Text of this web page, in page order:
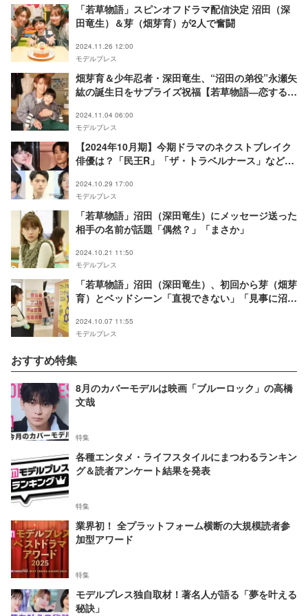
「若草物語」スピンオフドラマ配信決定 沼田（深
田竜生）＆芽（畑芽育）が2人で奮闘
2024.11.26 12:00
モデルプレス
畑芽育＆少年忍者・深田竜生、“沼田の弟役”永瀬矢
紘の誕生日をサプライズ祝福【若草物語―恋する姉
2024.11.04 06:00
モデルプレス
【2024年10月期】今期ドラマのネクストブレイク
俳優は？「民王R」「ザ・トラベルナース」などか
2024.10.29 17:00
モデルプレス
「若草物語」沼田（深田竜生）にメッセージ送った
相手の名前が話題「偶然？」「まさか」
2024.10.21 11:50
モデルプレス
「若草物語」沼田（深田竜生）、初回から芽（畑芽
育）とベッドシーン「直視できない」「見事に沼り
2024.10.07 11:55
モデルプレス
おすすめ特集
8月のカバーモデルは映画「ブルーロック」の高橋
文哉
特集
各種エンタメ・ライフスタイルにまつわるランキン
グ＆読者アンケート結果を発表
特集
業界初！ 全プラットフォーム横断の大規模読者参
加型アワード
特集
モデルプレス独自取材！著名人が語る「夢を叶える
秘訣」